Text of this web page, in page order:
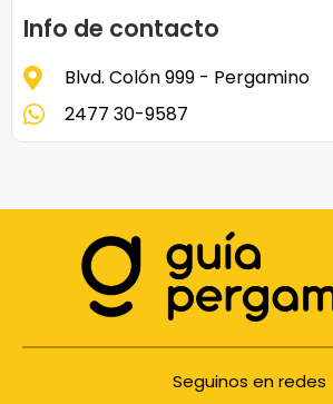
Info de contacto
Blvd. Colón 999 - Pergamino
2477 30-9587
Seguinos en redes